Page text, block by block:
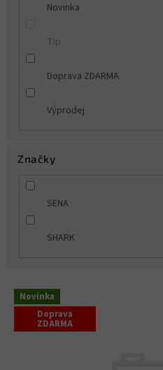
Novinka
Tip
Doprava ZDARMA
Výprodej
Značky
SENA
SHARK
V Novinka
Doprava
ZDARMA